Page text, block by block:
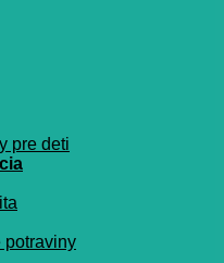
pre deti
potraviny